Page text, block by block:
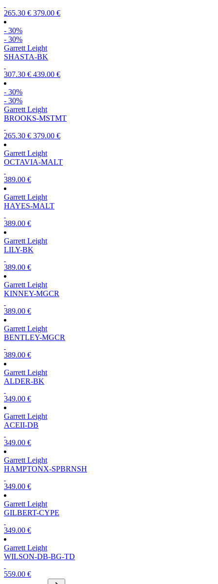
265.30 € 379.00 €
- 30%
- 30%
Garrett Leight
SHASTA-BK
307.30 € 439.00 €
- 30%
- 30%
Garrett Leight
BROOKS-MSTMT
265.30 € 379.00 €
Garrett Leight
OCTAVIA-MALT
389.00 €
Garrett Leight
HAYES-MALT
389.00 €
Garrett Leight
LILY-BK
389.00 €
Garrett Leight
KINNEY-MGCR
389.00 €
Garrett Leight
BENTLEY-MGCR
389.00 €
Garrett Leight
ALDER-BK
349.00 €
Garrett Leight
ACEII-DB
349.00 €
Garrett Leight
HAMPTONX-SPBRNSH
349.00 €
Garrett Leight
GILBERT-CYPE
349.00 €
Garrett Leight
WILSON-DB-BG-TD
559.00 €